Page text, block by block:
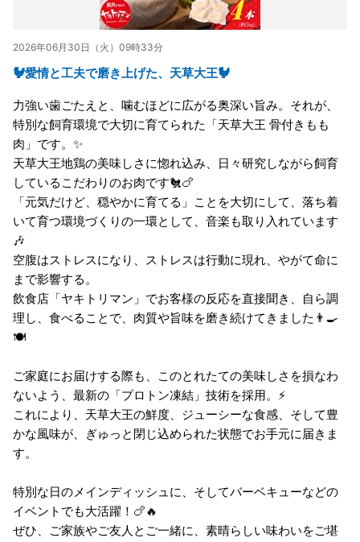
2026年06月30日（火）09時33分
🐓愛情と工夫で磨き上げた、天草大王🐓
力強い歯ごたえと、噛むほどに広がる奥深い旨み。それが、
特別な飼育環境で大切に育てられた「天草大王 骨付きもも
肉」です。✨
天草大王地鶏の美味しさに惚れ込み、日々研究しながら飼育
しているこだわりのお肉です🐔🍗
「元気だけど、穏やかに育てる」ことを大切にして、落ち着
いて育つ環境づくりの一環として、音楽も取り入れています
🎶
空腹はストレスになり、ストレスは行動に現れ、やがて命に
まで影響する。
飲食店「ヤキトリマン」でお客様の反応を直接聞き、自ら調
理し、食べることで、肉質や旨味を磨き続けてきました👨‍🍳
🍽️
ご家庭にお届けする際も、このとれたての美味しさを損なわ
ないよう、最新の「プロトン凍結」技術を採用。⚡️
これにより、天草大王の鮮度、ジューシーな食感、そして豊
かな風味が、ぎゅっと閉じ込められた状態でお手元に届きま
す。
特別な日のメインディッシュに、そしてバーベキューなどの
イベントでも大活躍！🍗🔥
ぜひ、ご家族やご友人とご一緒に、素晴らしい味わいをご堪